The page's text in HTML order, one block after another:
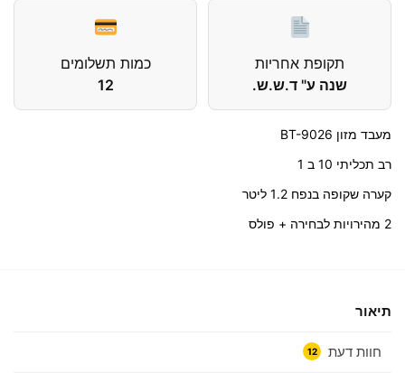
תקופת אחריות
שנה ע" ד.ש.ש.
כמות תשלומים
12
מעבד מזון BT-9026
רב תכליתי 10 ב 1
קערה שקופה בנפח 1.2 ליטר
2 מהירויות לבחירה + פולס
תיאור
חוות דעת 12